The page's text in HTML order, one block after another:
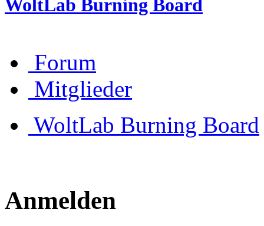
WoltLab Burning Board
Forum
Mitglieder
WoltLab Burning Board
Anmelden